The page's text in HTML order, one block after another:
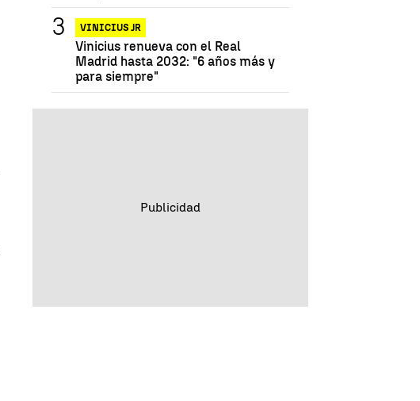
VINICIUS JR
Vinicius renueva con el Real
Madrid hasta 2032: "6 años más y
para siempre"